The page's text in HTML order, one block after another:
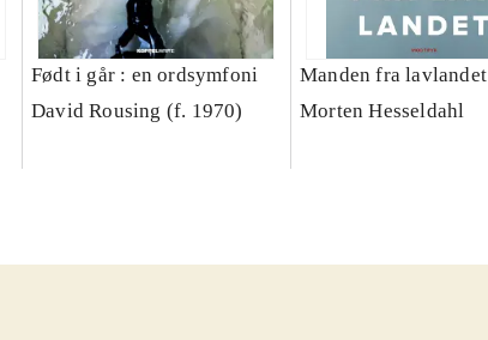
Født i går : en ordsymfoni
David Rousing (f. 1970)
Manden fra lavlandet
Morten Hesseldahl